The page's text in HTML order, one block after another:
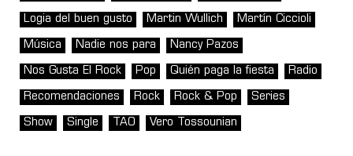
Logia del buen gusto Martin Wullich Martín Ciccioli
Música Nadie nos para Nancy Pazos
Nos Gusta El Rock Pop Quién paga la fiesta Radio
Recomendaciones Rock Rock & Pop Series
Show Single TAO Vero Tossounian